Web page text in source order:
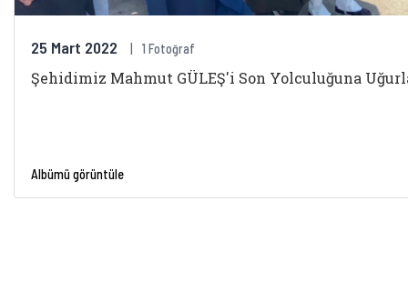
25 Mart 2022 1 Fotoğraf
Şehidimiz Mahmut GÜLEŞ'i Son Yolculuğuna
Albümü görüntüle